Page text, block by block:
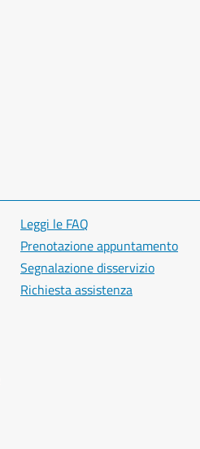
Leggi le FAQ
Prenotazione appuntamento
Segnalazione disservizio
Richiesta assistenza